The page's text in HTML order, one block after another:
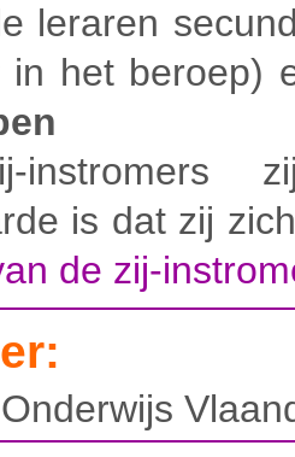
leraren
in het beroep)
instromers
is dat zij
de zij-